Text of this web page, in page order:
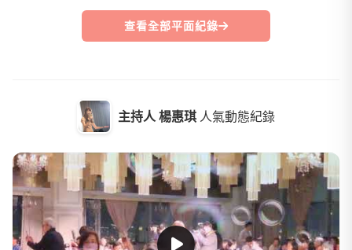
查看全部平面紀錄
主持人 楊惠琪 人氣動態紀錄